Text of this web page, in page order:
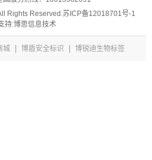
Rights Reserved. 苏ICP备12018701号-1
持:博思信息技术
城 | 博盾安全标识 | 博锐迪生物标签